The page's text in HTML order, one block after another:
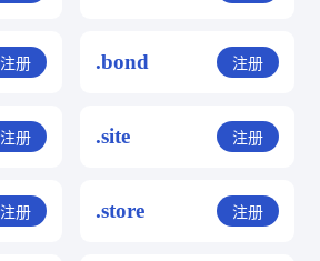
注册 .bond 注册
注册 .site 注册
注册 .store 注册